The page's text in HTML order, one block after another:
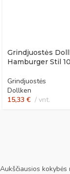
Grindjuostės
Hamburger Stil
Grindjuostės
Dollken
15,33 € vnt.
Aukščiausios